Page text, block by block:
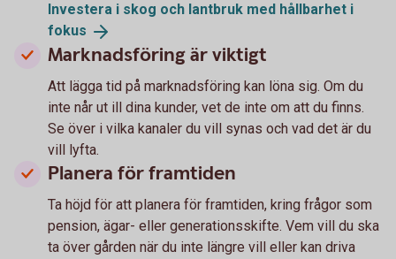
Investera i skog och lantbruk med hållbarhet i
fokus
Marknadsföring är viktigt
Att lägga tid på marknadsföring kan löna sig. Om du
inte når ut ill dina kunder, vet de inte om att du finns.
Se över i vilka kanaler du vill synas och vad det är du
vill lyfta.
Planera för framtiden
Ta höjd för att planera för framtiden, kring frågor som
pension, ägar- eller generationsskifte. Vem vill du ska
ta över gården när du inte längre vill eller kan driva